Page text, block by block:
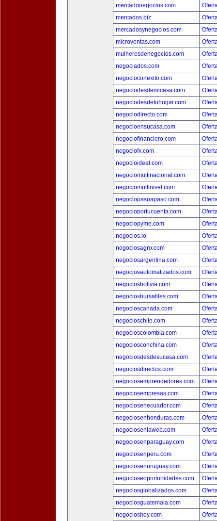
mercadonegocios.com
mercados.biz
mercadosynegocios.com
microventas.com
mulheresdenegocios.com
negociados.com
negocioconexito.com
negociodesdemicasa.com
negociodesdetuhogar.com
negociodirecto.com
negocioensucasa.com
negociofinanciero.com
negociofx.com
negocioideal.com
negociomultinacional.com
negociomultinivel.com
negociopasoapaso.com
negocioportucuenta.com
negociopyme.com
negocios.io
negociosagro.com
negociosargentina.com
negociosautomatizados.com
negociosbolivia.com
negociosbursatiles.com
negocioscanada.com
negocioschile.com
negocioscolombia.com
negociosconchina.com
negociosdesdesucasa.com
negociosdirectos.com
negociosemprendedores.com
negociosempresas.com
negociosenecuador.com
negociosenhonduras.com
negociosenlaweb.com
negociosenparaguay.com
negociosenperu.com
negociosenuruguay.com
negocioseoportunidades.com
negociosglobalizados.com
negociosguatemala.com
negocioshoy.com